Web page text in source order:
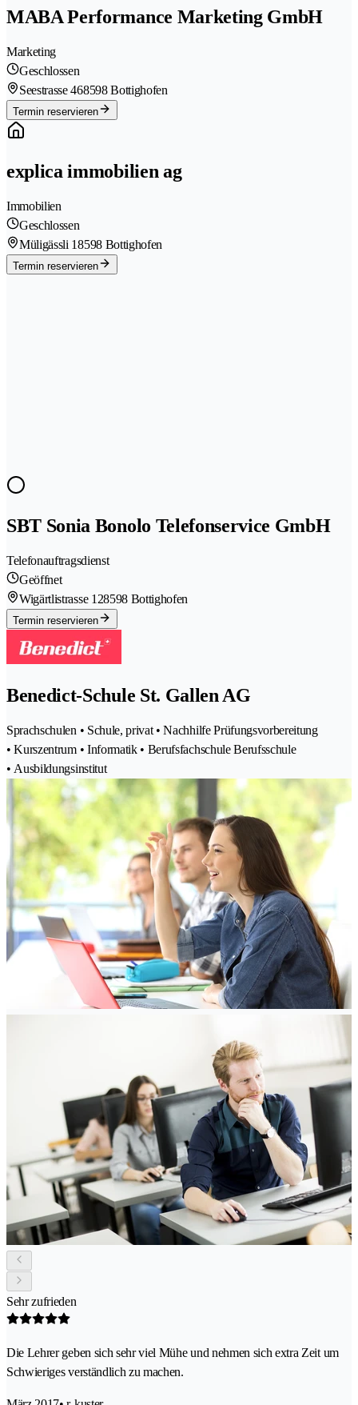
MABA Performance Marketing GmbH
Marketing
Geschlossen
Seestrasse 468598 Bottighofen
Termin reservieren
explica immobilien ag
Immobilien
Geschlossen
Müligässli 18598 Bottighofen
Termin reservieren
SBT Sonia Bonolo Telefonservice GmbH
Telefonauftragsdienst
Geöffnet
Wigärtlistrasse 128598 Bottighofen
Termin reservieren
Benedict-Schule St. Gallen AG
Sprachschulen • Schule, privat • Nachhilfe Prüfungsvorbereitung
• Kurszentrum • Informatik • Berufsfachschule Berufsschule
• Ausbildungsinstitut
Sehr zufrieden
Die Lehrer geben sich sehr viel Mühe und nehmen sich extra Zeit um
Schwieriges verständlich zu machen.